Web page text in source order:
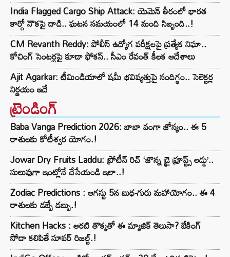
India Flagged Cargo Ship Attack: యెమెన్ తీరంలో భారత
కార్గో నౌకపై దాడి.. ఘటన సమయంలో 14 మంది సిబ్బంది..!
CM Revanth Reddy: పోలీస్ ఉద్యోగ పరీక్షలపై ప్రత్యేక నిఘా..
కోచింగ్ సెంటర్లపై కూడా ఫోకస్.. సీఎం రేవంత్ కీలక ఆదేశాలు
Ajit Agarkar: టీమిండియాలో షమీ భవిష్యత్తుపై సందిగ్ధం.. సెలెక్టర్ల
నిర్ణయం ఇదే
ట్రెండింగ్‌
Baba Vanga Prediction 2026: బాబా వంగా జోస్యం.. ఈ 5
రాశులకు కోటీశ్వర యోగం.!
Jowar Dry Fruits Laddu: ప్రోటీన్ రిచ్ ‘జొన్న డ్రై ఫ్రూప్ట్స్ లడ్డు’..
సులువుగా ఇంట్లోనే చేసేయండి ఇలా..!
Zodiac Predictions : ఆగస్టు 5న బుధ-గురు మహాయోగం.. ఈ 4
రాశులకు డబ్బే డబ్బు.!
Kitchen Hacks : అరటి తొక్కతో ఈ మ్యాజిక్ తెలుసా? బేకింగ్
సోడా కలిపితే సూపర్ రిజల్ట్.!